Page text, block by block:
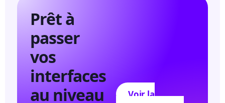
Prêt à
passer
vos
interfaces
au niveau
Voir la